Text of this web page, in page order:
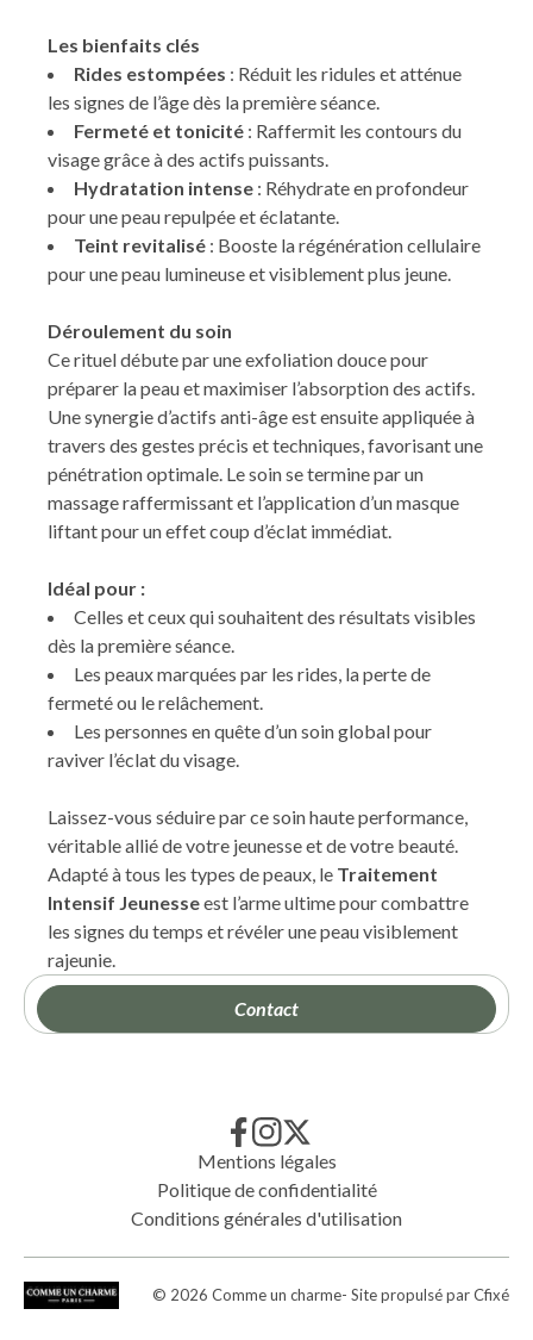
Contact
Les bienfaits clés
Rides estompées : Réduit les ridules et atténue
les signes de l’âge dès la première séance.
Fermeté et tonicité : Raffermit les contours du
visage grâce à des actifs puissants.
Hydratation intense : Réhydrate en profondeur
pour une peau repulpée et éclatante.
Teint revitalisé : Booste la régénération cellulaire
pour une peau lumineuse et visiblement plus jeune.
Déroulement du soin
Ce rituel débute par une exfoliation douce pour
préparer la peau et maximiser l’absorption des actifs.
Une synergie d’actifs anti-âge est ensuite appliquée à
travers des gestes précis et techniques, favorisant une
pénétration optimale. Le soin se termine par un
massage raffermissant et l’application d’un masque
liftant pour un effet coup d’éclat immédiat.
Idéal pour :
Celles et ceux qui souhaitent des résultats visibles
dès la première séance.
Les peaux marquées par les rides, la perte de
fermeté ou le relâchement.
Les personnes en quête d’un soin global pour
raviver l’éclat du visage.
Laissez-vous séduire par ce soin haute performance,
véritable allié de votre jeunesse et de votre beauté.
Adapté à tous les types de peaux, le Traitement
Intensif Jeunesseest l’arme ultime pour combattre
les signes du temps et révéler une peau visiblement
rajeunie.
Mentions légales
Politique de confidentialité
Conditions générales d'utilisation
© 2026 Comme un charme- Site propulsé parCfixé